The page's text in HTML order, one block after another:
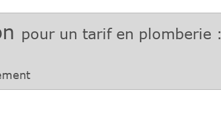
pour un tarif en plomberie :